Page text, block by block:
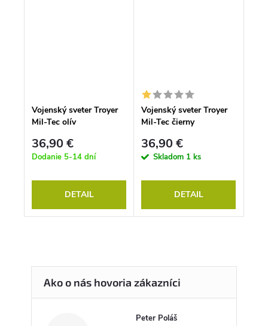
Vojenský sveter Troyer
Mil-Tec olív
36,90 €
Dodanie 5-14 dní
DETAIL
Vojenský sveter Troyer
Mil-Tec čierny
36,90 €
Skladom 1 ks
DETAIL
Peter Poláš